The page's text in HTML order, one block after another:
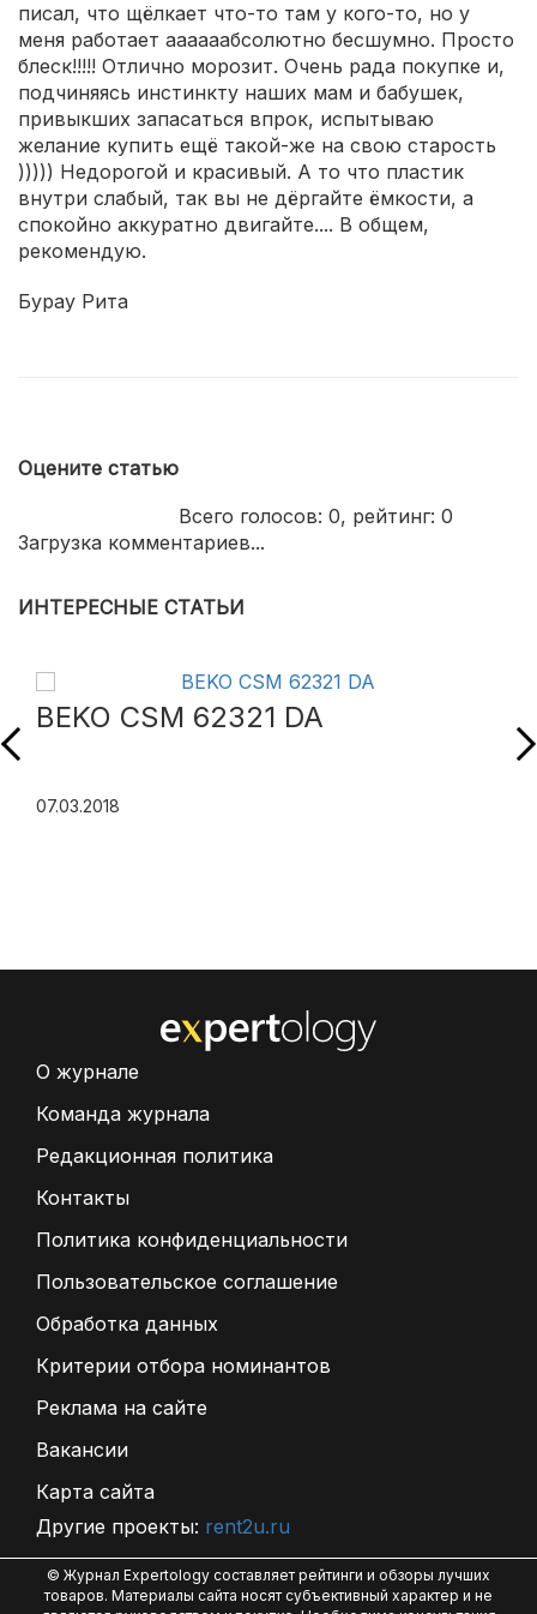
писал, что щёлкает что-то там у кого-то, но у
меня работает аааааабсолютно бесшумно. Просто
блеск!!!!! Отлично морозит. Очень рада покупке и,
подчиняясь инстинкту наших мам и бабушек,
привыкших запасаться впрок, испытываю
желание купить ещё такой-же на свою старость
))))) Недорогой и красивый. А то что пластик
внутри слабый, так вы не дёргайте ёмкости, а
спокойно аккуратно двигайте.... В общем,
рекомендую.
Бурау Рита
Оцените статью
Всего голосов: 0, рейтинг: 0
Загрузка комментариев...
ИНТЕРЕСНЫЕ СТАТЬИ
BEKO CSM 62321 DA
07.03.2018
О журнале
Команда журнала
Редакционная политика
Контакты
Политика конфиденциальности
Пользовательское соглашение
Обработка данных
Критерии отбора номинантов
Реклама на сайте
Вакансии
Карта сайта
Другие проекты: rent2u.ru
© Журнал Expertology составляет рейтинги и обзоры лучших
товаров. Материалы сайта носят субъективный характер и не